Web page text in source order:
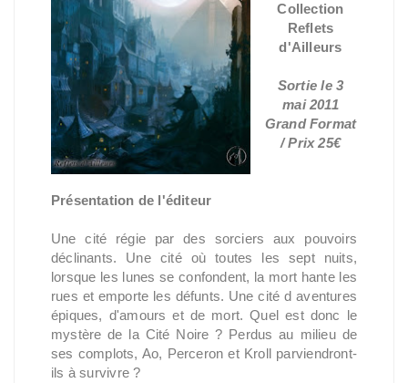
Collection
Reflets
d'Ailleurs
Sortie le 3
mai 2011
Grand Format
/ Prix 25€
Présentation de l'éditeur
Une cité régie par des sorciers aux pouvoirs
déclinants. Une cité où toutes les sept nuits,
lorsque les lunes se confondent, la mort hante les
rues et emporte les défunts. Une cité d aventures
épiques, d'amours et de mort. Quel est donc le
mystère de la Cité Noire ? Perdus au milieu de
ses complots, Ao, Perceron et Kroll parviendront-
ils à survivre ?